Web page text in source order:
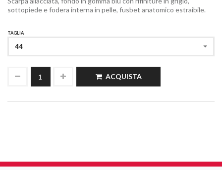
sottopiede e fodera interna in pelle, fusbet anatomico estraibile.
TAGLIA
44
ACQUISTA